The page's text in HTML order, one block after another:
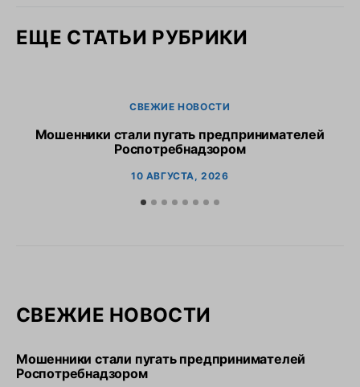
ЕЩЕ СТАТЬИ РУБРИКИ
СВЕЖИЕ НОВОСТИ
Мошенники стали пугать предпринимателей
Роспотребнадзором
10 АВГУСТА, 2026
СВЕЖИЕ НОВОСТИ
Мошенники стали пугать предпринимателей
Роспотребнадзором